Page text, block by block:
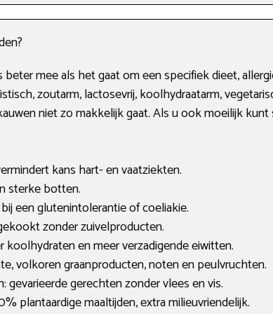
mee als het gaat om een specifiek dieet,
zoutarm, lactosevrij, koolhydraatarm,
niet zo makkelijk gaat. Als u ook moeilijk
kans hart- en vaatziekten.
sterke botten.
een glutenintolerantie of coeliakie.
zonder zuivelproducten.
koolhydraten en meer verzadigende eiwitten.
volkoren graanproducten, noten en peulvruchten.
gevarieerde gerechten zonder vlees en vis.
plantaardige maaltijden, extra milieuvriendelijk.